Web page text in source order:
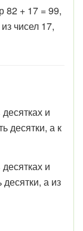
82 + 17 = 99,
чисел 17,
и
десятки, а к
и
а из